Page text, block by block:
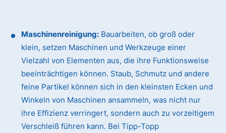
Maschinenreinigung: Bauarbeiten, ob groß oder
klein, setzen Maschinen und Werkzeuge einer
Vielzahl von Elementen aus, die ihre Funktionsweise
beeinträchtigen können. Staub, Schmutz und andere
feine Partikel können sich in den kleinsten Ecken und
Winkeln von Maschinen ansammeln, was nicht nur
ihre Effizienz verringert, sondern auch zu vorzeitigem
Verschleiß führen kann. Bei Tipp-Topp